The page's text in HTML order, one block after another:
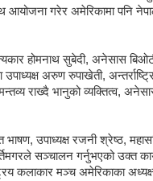
गरेर अमेरिकामा पनि
होमनाथ सुबेदी, अनेसास
अरुण रुपाखेती,
राख्दै भानुको व्यक्तित्व,
उपाध्यक्ष रजनी श्रेष्ठ,
सञ्चालन गर्नुभएको उक्त
कलाकार मञ्च अमेरिकाका